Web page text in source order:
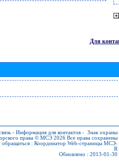
Для
- Информация для контактов - Знак охраны
права © МСЭ 2026 Все права сохранены
: Координатор Web-страницы МСЭ-
R
Обновлено : 2013-01-30